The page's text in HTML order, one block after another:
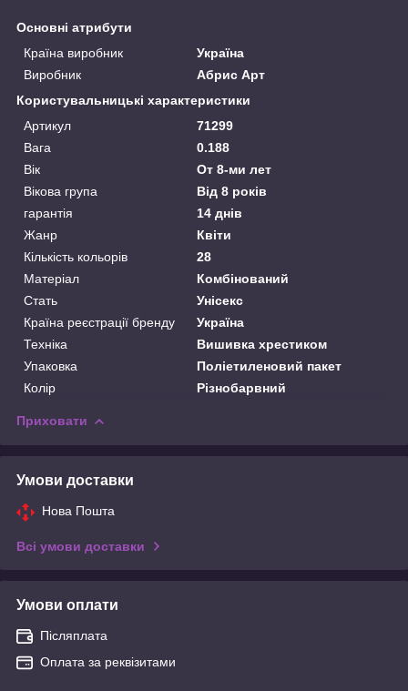
Основні атрибути
Країна виробник
Україна
Виробник
Абрис Арт
Користувальницькі характеристики
Артикул
71299
Вага
0.188
Вік
От 8-ми лет
Вікова група
Від 8 років
гарантія
14 днів
Жанр
Квіти
Кількість кольорів
28
Матеріал
Комбінований
Стать
Унісекс
Країна реєстрації бренду
Україна
Техніка
Вишивка хрестиком
Упаковка
Поліетиленовий пакет
Колір
Різнобарвний
Приховати
Умови доставки
Нова Пошта
Всі умови доставки
Умови оплати
Післяплата
Оплата за реквізитами